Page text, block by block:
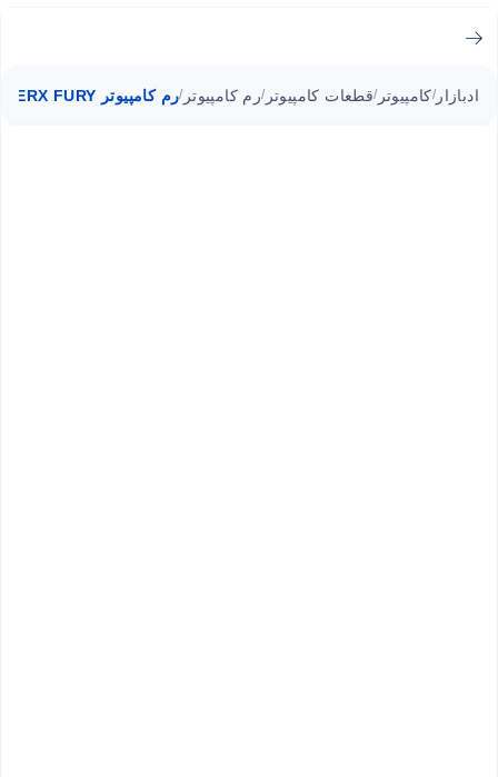
ادبازار /کامپیوتر /قطعات کامپیوتر /رم کامپیوتر /رم کامپیوتر HYPERX FURY کینگستون دوکاناله 32GB فرکانس 5600MHz